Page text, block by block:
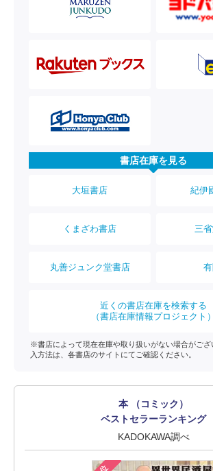
書店在庫を見る
大垣書店 紀伊
くまざわ書店 三
丸善ジュンク堂書店
近くの書店在庫を検索する
（書店在庫情報プロジェクト）
※書店によって現在在庫や取り扱いがない場合がござ
入方法は、各書店のサイトにてご確認ください。
本 （コミック）
ベストセラーランキング
KADOKAWA調べ